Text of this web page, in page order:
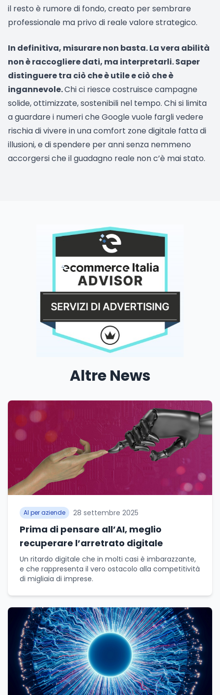
il resto è rumore di fondo, creato per sembrare
professionale ma privo di reale valore strategico.
In definitiva, misurare non basta. La vera abilità
non è raccogliere dati, ma interpretarli. Saper
distinguere tra ciò che è utile e ciò che è
ingannevole.Chi ci riesce costruisce campagne
solide, ottimizzate, sostenibili nel tempo. Chi si limita
a guardare i numeri che Google vuole fargli vedere
rischia di vivere in una comfort zone digitale fatta di
illusioni, e di spendere per anni senza nemmeno
accorgersi che il guadagno reale non c’è mai stato.
Altre News
AI per aziende 28 settembre 2025
Prima di pensare all’AI, meglio
recuperare l’arretrato digitale
Un ritardo digitale che in molti casi è imbarazzante,
e che rappresenta il vero ostacolo alla competitività
di migliaia di imprese.